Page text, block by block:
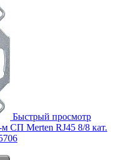
Быстрый просмотр
СП Merten RJ45 8/8 кат.